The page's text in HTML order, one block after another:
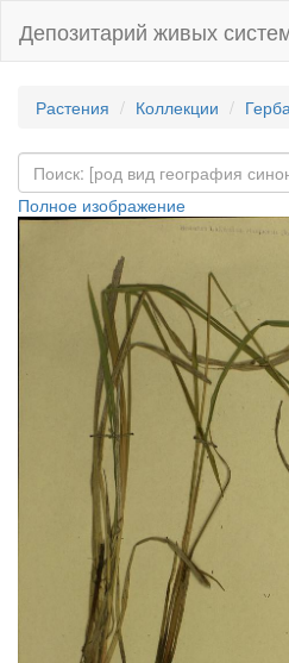
Депозитарий живых
Растения Коллекции
Полное изображение